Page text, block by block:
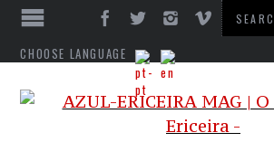
CHOOSE LANGUAGE